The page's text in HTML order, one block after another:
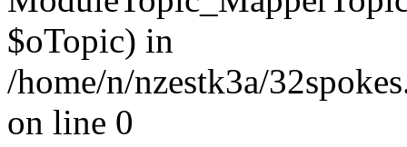
$oTopic) in
/home/n/nzestk3a/
on line 0